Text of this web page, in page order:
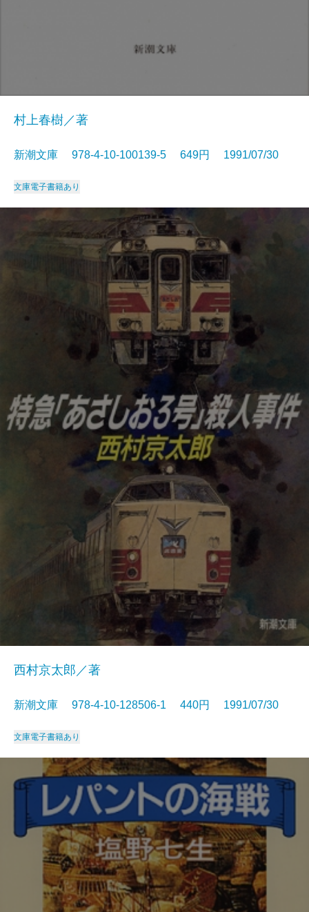
村上春樹／著
新潮文庫 978-4-10-100139-5 649円 1991/07/30
文庫電子書籍あり
西村京太郎／著
新潮文庫 978-4-10-128506-1 440円 1991/07/30
文庫電子書籍あり